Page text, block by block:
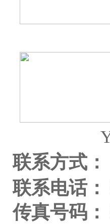
联系方式：
联系电话：
传真号码：